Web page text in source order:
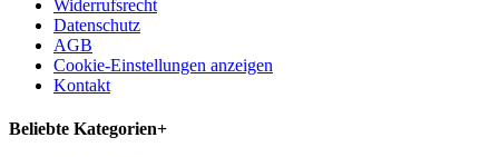
Widerrufsrecht
Datenschutz
AGB
Cookie-Einstellungen anzeigen
Kontakt
Beliebte Kategorien+